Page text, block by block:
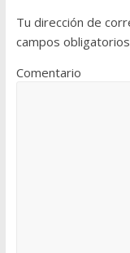
Tu dirección de
campos
Comentario